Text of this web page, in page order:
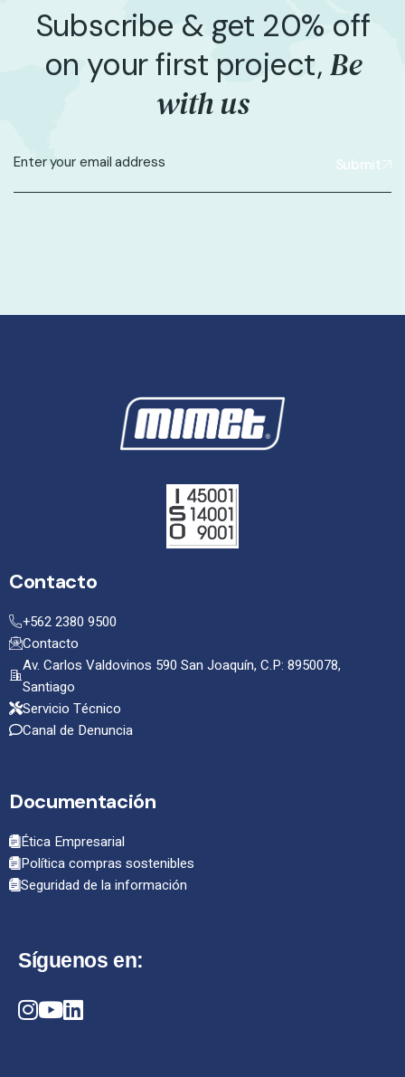
Subscribe & get 20% off
on your first project,Be
with us
Submit
Contacto
+562 2380 9500
Contacto
Av. Carlos Valdovinos 590 San Joaquín, C.P: 8950078,
Santiago
Servicio Técnico
Canal de Denuncia
Documentación
Ética Empresarial
Política compras sostenibles
Seguridad de la información
Síguenos en: